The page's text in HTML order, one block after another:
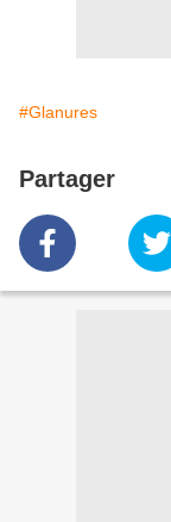
#Glanures
Partager